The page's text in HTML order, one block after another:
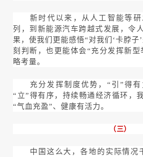
新时代以来，从人工智能等
列，到新能源汽车跨越式发展，令
果，使我们更能感悟“对我们‘卡脖子
刻判断，也更能体会“充分发挥新型
略考量。
充分发挥制度优势，“引”得有
“立”得有序，持续畅通经济循环，
“气血充盈”、健康有活力。
（三）
中国这么大，各地的实际情况